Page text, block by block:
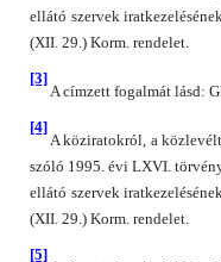
ellátó szervek
(XII. 29.) Korm. rendelet.
[3]
A címzett fogalmát lásd:
[4]
A köziratokról, a
szóló 1995. évi LXVI.
ellátó szervek
(XII. 29.) Korm. rendelet.
[5]